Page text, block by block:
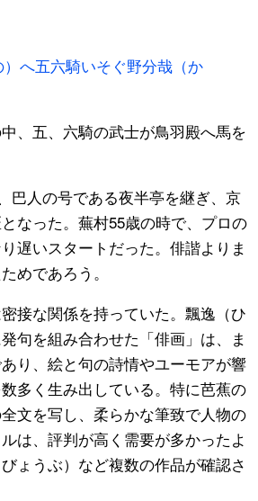
へ五六騎いそぐ野分哉（か
中、五、六騎の武士が鳥羽殿へ馬を
巴人の号である夜半亭を継ぎ、京
なった。蕪村55歳の時で、プロの
遅いスタートだった。俳諧よりま
めであろう。
接な関係を持っていた。飄逸（ひ
句を組み合わせた「俳画」は、ま
り、絵と句の詩情やユーモアが響
多く生み出している。特に芭蕉の
文を写し、柔らかな筆致で人物の
は、評判が高く需要が多かったよ
ょうぶ）など複数の作品が確認さ